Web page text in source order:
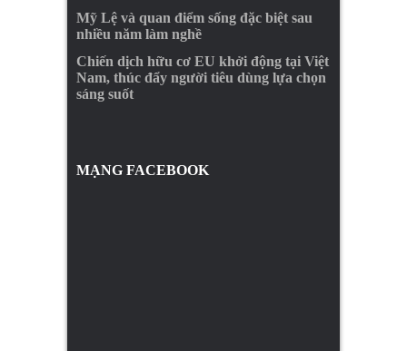
Mỹ Lệ và quan điểm sống đặc biệt sau
nhiều năm làm nghề
Chiến dịch hữu cơ EU khởi động tại Việt
Nam, thúc đẩy người tiêu dùng lựa chọn
sáng suốt
MẠNG FACEBOOK